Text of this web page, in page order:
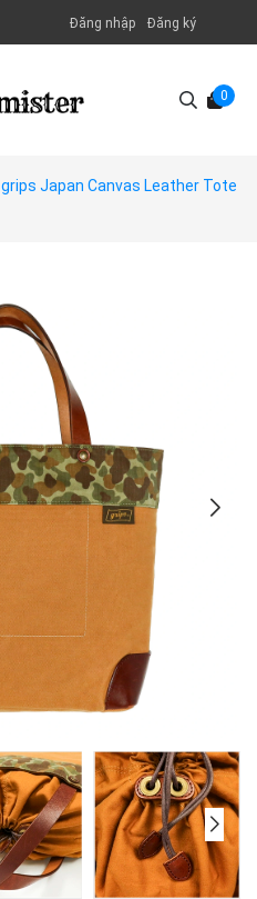
Đăng nhập Đăng ký
0
grips Japan Canvas Leather Tote